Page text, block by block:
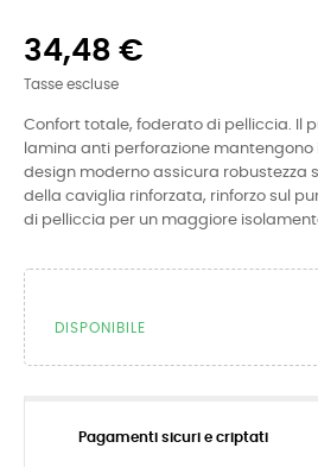
34,48 €
Tasse escluse
Confort totale, foderato di pelliccia. Il
lamina anti perforazione mantengono
design moderno assicura robustezza
della caviglia rinforzata, rinforzo sul
di pelliccia per un maggiore
DISPONIBILE
Pagamenti sicuri e criptati